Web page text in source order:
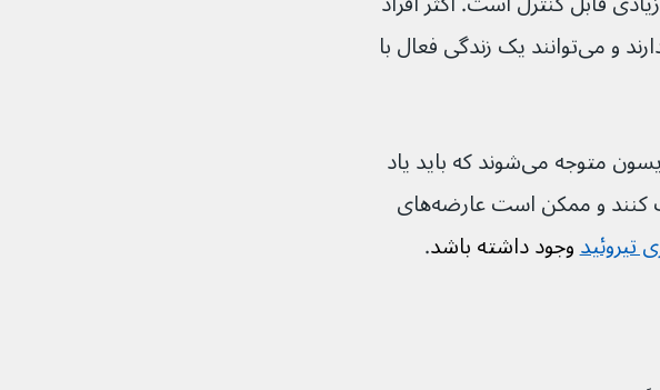
مبتلا به این عارضه طول عمر طبیعی دارند و می‌توانند یک زندگی فعال با
اما بسیاری از افراد مبتلا به بیماری آدیسون متوجه می‌شوند که باید یاد
بگیرند که دوره‌های خستگی را مدیریت کنند و ممکن است عارضه‌های
وجود داشته باشد.